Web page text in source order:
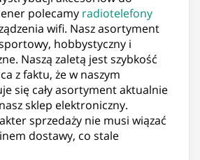
polecamy radiotelefony
wifi. Nasz asortyment
hobbystyczny i
Naszą zaletą jest szybkość
z faktu, że w naszym
się cały asortyment aktualnie
sklep elektroniczny.
sprzedaży nie musi wiązać
dostawy, co stale